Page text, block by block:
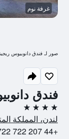
فندق
4 نجوم
لندن، المملكة
+44 207 722 7722
غرفة نوم
صور لـ فندق دانوبيوس